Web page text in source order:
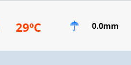
29ºC 0.0mm